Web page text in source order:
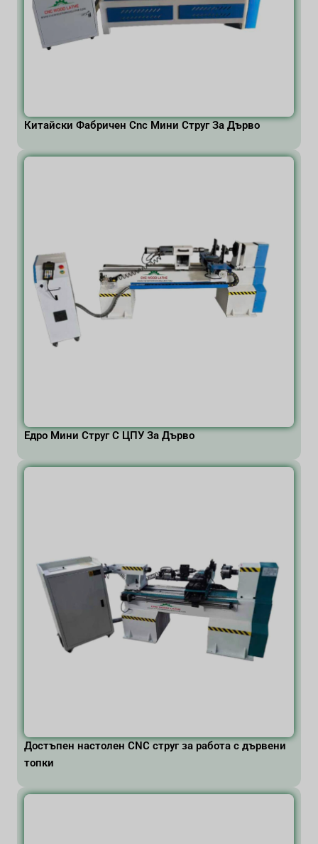
Китайски Фабричен Cnc Мини Струг За Дърво
Едро Мини Струг С ЦПУ За Дърво
Достъпен настолен CNC струг за работа с дървени
топки